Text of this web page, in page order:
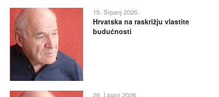
15. Srpanj 2026.
Hrvatska na raskrižju vlastite
budućnosti
29. Lipanj 2026.